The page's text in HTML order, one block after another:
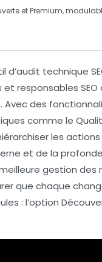
et Premium,
d’audit technique
et responsables
des
comme le
les
et de la
gestion
que chaque
: l’option